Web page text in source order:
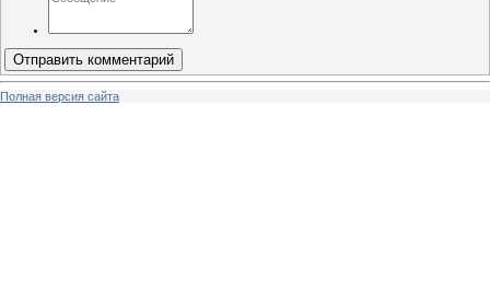
Отправить комментарий
Полная версия сайта